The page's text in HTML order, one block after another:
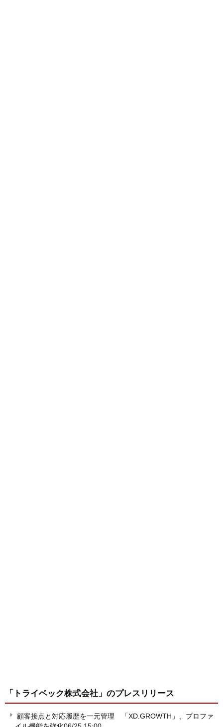
「トライベック株式会社」 のプレスリリース
顧客接点と対応履歴を一元管理 「XD.GROWTH」、プロファ